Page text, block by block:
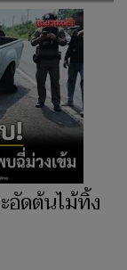
อัดต้นไม้ทิ้ง